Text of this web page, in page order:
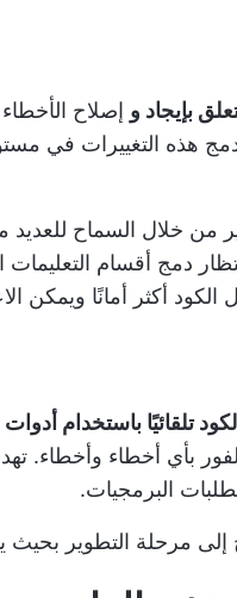
بإيجاد و إصلاح الأخطاء
هذه التغييرات في
من خلال السماح
دمج أقسام
أكثر أمانًا ويمكن
تلقائيًا باستخدام
بأي أخطاء وأخطاء.
البرمجيات.
إلى مرحلة التطوير